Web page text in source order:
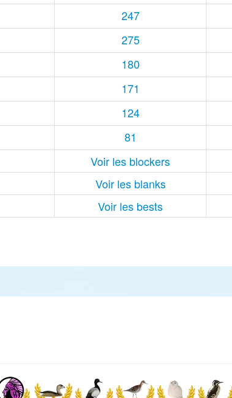
247
275
180
171
124
81
Voir les blockers
Voir les blanks
Voir les bests